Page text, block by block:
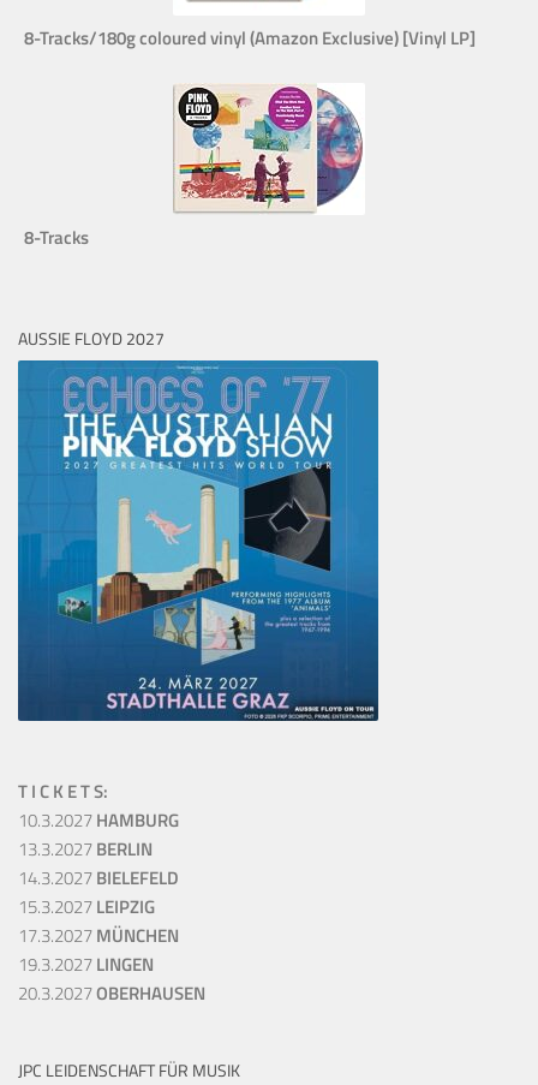
8-Tracks/180g coloured vinyl (Amazon Exclusive) [Vinyl LP]
8-Tracks
AUSSIE FLOYD 2027
T I C K E T S:
10.3.2027HAMBURG
13.3.2027BERLIN
14.3.2027BIELEFELD
15.3.2027LEIPZIG
17.3.2027MÜNCHEN
19.3.2027LINGEN
20.3.2027OBERHAUSEN
JPC LEIDENSCHAFT FÜR MUSIK